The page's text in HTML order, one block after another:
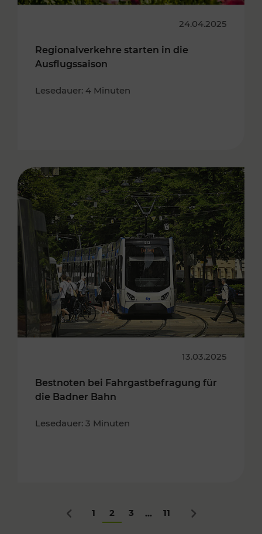
24.04.2025
Regionalverkehre starten in die
Ausflugssaison
Lesedauer: 4 Minuten
13.03.2025
Bestnoten bei Fahrgastbefragung für
die Badner Bahn
Lesedauer: 3 Minuten
Zurück
1 2 3 ... 11 Nächstes